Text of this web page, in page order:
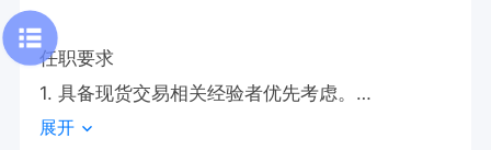
任职要求
1. 具备现货交易相关经验者优先考虑。
3. 公司拥有良好的工作环境，广阔的晋升空间，
展开